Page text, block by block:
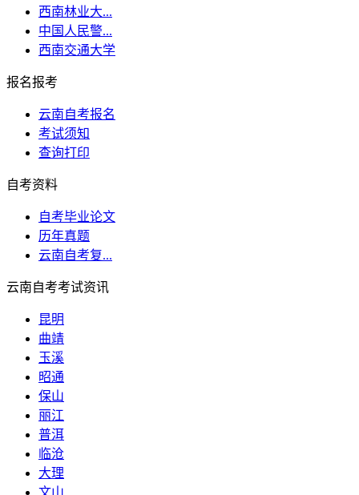
西南林业大...
中国人民警...
西南交通大学
报名报考
云南自考报名
考试须知
查询打印
自考资料
自考毕业论文
历年真题
云南自考复...
云南自考考试资讯
昆明
曲靖
玉溪
昭通
保山
丽江
普洱
临沧
大理
文山